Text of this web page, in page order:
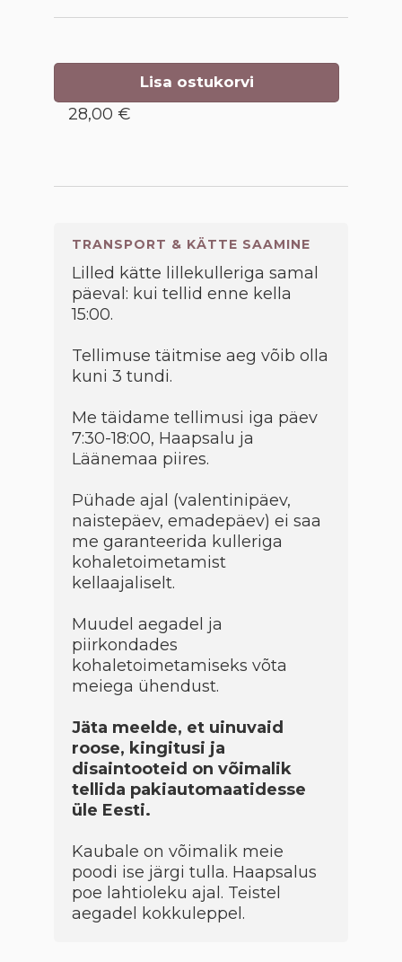
Lisa ostukorvi
28,00 €
TRANSPORT & KÄTTE SAAMINE
Lilled kätte lillekulleriga samal
päeval: kui tellid enne kella
15:00.
Tellimuse täitmise aeg võib olla
kuni 3 tundi.
Me täidame tellimusi iga päev
7:30-18:00, Haapsalu ja
Läänemaa piires.
Pühade ajal (valentinipäev,
naistepäev, emadepäev) ei saa
me garanteerida kulleriga
kohaletoimetamist
kellaajaliselt.
Muudel aegadel ja
piirkondades
kohaletoimetamiseks võta
meiega ühendust.
Jäta meelde, et uinuvaid
roose, kingitusi ja
disaintooteid on võimalik
tellida pakiautomaatidesse
üle Eesti.
Kaubale on võimalik meie
poodi ise järgi tulla. Haapsalus
poe lahtioleku ajal. Teistel
aegadel kokkuleppel.